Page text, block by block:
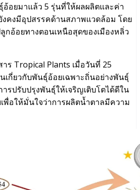
อยมาแล้ว 5 รุ่นที่ให้ผลผลิตและค่า
คงมีอุปสรรคด้านสภาพแวดล้อม โดย
กอ้อยทางตอนเหนือสุดของเมืองหลิ่ว
ร Tropical Plants เมื่อวันที่ 25
เกี่ยวกับพันธุ์อ้อยเฉพาะถิ่นอย่างพันธุ์
ารปรับปรุงพันธุ์ให้เจริญเติบโตได้ดีใน
อให้มั่นใจว่าการผลิตน้ำตาลมีความ